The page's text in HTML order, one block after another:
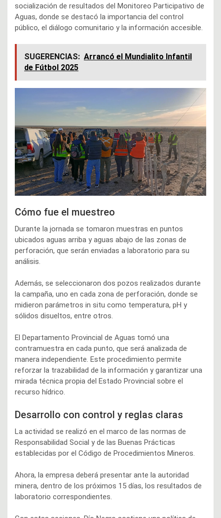
socialización de resultados del Monitoreo Participativo de
Aguas, donde se destacó la importancia del control
público, el diálogo comunitario y la información accesible.
SUGERENCIAS: Arrancó el Mundialito Infantil
de Fútbol 2025
Cómo fue el muestreo
Durante la jornada se tomaron muestras en puntos
ubicados aguas arriba y aguas abajo de las zonas de
perforación, que serán enviadas a laboratorio para su
análisis.
Además, se seleccionaron dos pozos realizados durante
la campaña, uno en cada zona de perforación, donde se
midieron parámetros in situ como temperatura, pH y
sólidos disueltos, entre otros.
El Departamento Provincial de Aguas tomó una
contramuestra en cada punto, que será analizada de
manera independiente. Este procedimiento permite
reforzar la trazabilidad de la información y garantizar una
mirada técnica propia del Estado Provincial sobre el
recurso hídrico.
Desarrollo con control y reglas claras
La actividad se realizó en el marco de las normas de
Responsabilidad Social y de las Buenas Prácticas
establecidas por el Código de Procedimientos Mineros.
Ahora, la empresa deberá presentar ante la autoridad
minera, dentro de los próximos 15 días, los resultados de
laboratorio correspondientes.